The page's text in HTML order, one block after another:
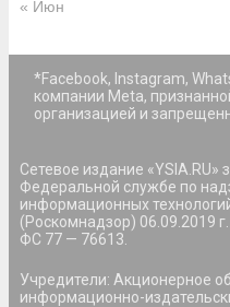
« Июн
*Facebook, Instagram,
компании Meta,
организацией и
Сетевое издание «YSIA.RU»
Федеральной службе по
информационных
(Роскомнадзор) 06.09.2019
ФС 77 — 76613.
Учредители: Акционерное
информационно-